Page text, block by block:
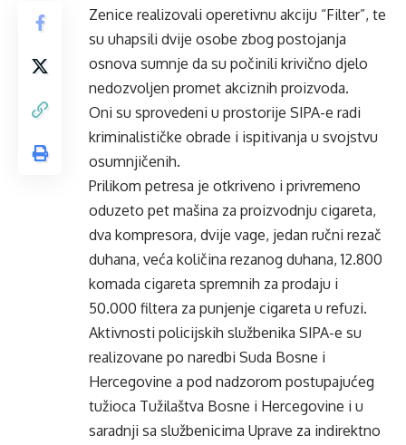
Zenice realizovali operetivnu akciju “Filter”, te
su uhapsili dvije osobe zbog postojanja
osnova sumnje da su počinili krivično djelo
nedozvoljen promet akciznih proizvoda.
Oni su sprovedeni u prostorije SIPA-e radi
kriminalističke obrade i ispitivanja u svojstvu
osumnjičenih.
Prilikom petresa je otkriveno i privremeno
oduzeto pet mašina za proizvodnju cigareta,
dva kompresora, dvije vage, jedan ručni rezač
duhana, veća količina rezanog duhana, 12.800
komada cigareta spremnih za prodaju i
50.000 filtera za punjenje cigareta u refuzi.
Aktivnosti policijskih službenika SIPA-e su
realizovane po naredbi Suda Bosne i
Hercegovine a pod nadzorom postupajućeg
tužioca Tužilaštva Bosne i Hercegovine i u
saradnji sa službenicima Uprave za indirektno